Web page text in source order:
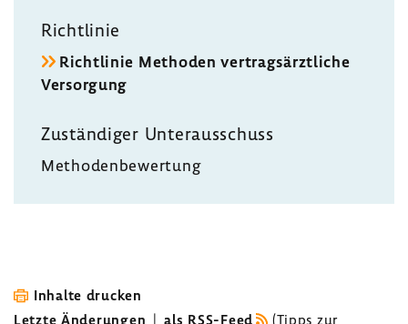
Richt­linie
Richt­linie Methoden vertrags­ärzt­liche
Versor­gung
Zustän­diger Unter­aus­schuss
Metho­den­be­wer­tung
Inhalte drucken
Letzte Änderungen | als RSS-Feed (Tipps zur